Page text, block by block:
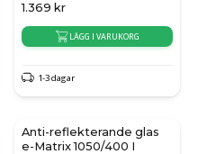
1.369 kr
LÄGG I VARUKORG
1-3 dagar
Anti-reflekterande glas
e-Matrix 1050/400 I